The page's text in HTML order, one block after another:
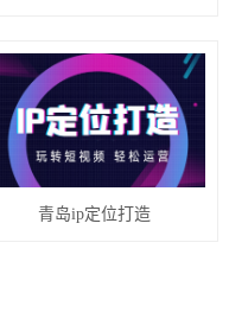
青岛ip定位打造